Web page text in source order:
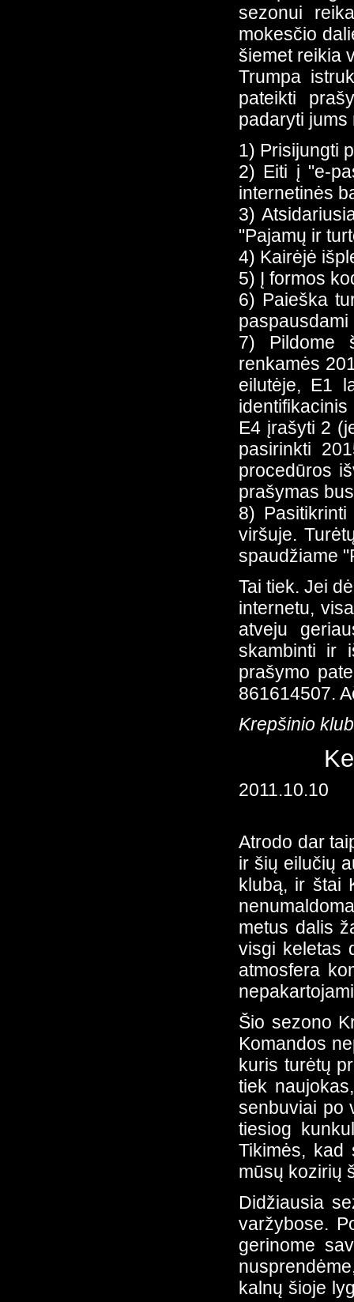
sezonui
mokesčio
šiemet reikia
Trumpa
pateikti
padaryti jums
1) Prisijungti
2) Eiti į "e-
internetinės
3)
"Pajamų ir
4) Kairėjė
5) Į formos
6) Paieška
paspausdami
7) Pildome
renkamės
eilutėje, E1
E4 įrašyti 2
pasirinkti
procedūros
prašymas
8)
viršuje.
spaudžiame
Tai tiek. Jei
internetu,
atveju
skambinti ir
prašymo
861614507.
Krepšinio
2011.10.10
Atrodo dar
ir šių eilučių
klubą, ir štai
metus dalis
visgi keletas
atmosfera
Šio sezono
Komandos
kuris turėtų
tiek
senbuviai po
tiesiog
Tikimės, kad
mūsų kozirių
Didžiausia
varžybose.
gerinome
kalnų šioje